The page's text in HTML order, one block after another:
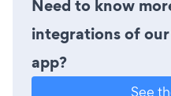
Need to know
integrations of
app?
See